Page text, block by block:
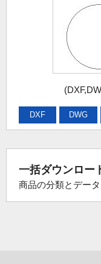
DXF DWG
一括ダウンロー
商品の分類とデー